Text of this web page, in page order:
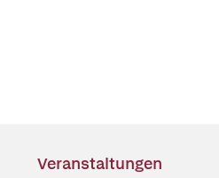
Veranstaltungen